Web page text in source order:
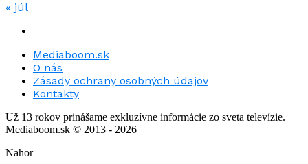
« júl
Mediaboom.sk
O nás
Zásady ochrany osobných údajov
Kontakty
Už 13 rokov prinášame exkluzívne informácie zo sveta televízie.
Mediaboom.sk © 2013 - 2026
Nahor